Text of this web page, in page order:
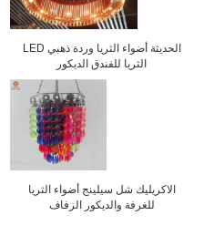
LED الحديثة أضواء الثريا وردة ذهبي
الثريا للفندق الديكور
الاكريليك شل سيلينج أضواء الثريا
للغرفة والديكور الزفاف